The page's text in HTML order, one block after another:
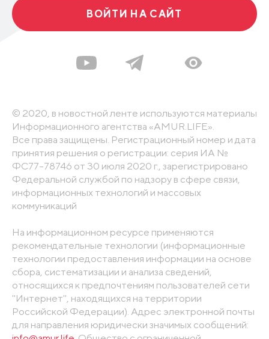
ВОЙТИ НА САЙТ
© 2020, в новостной ленте используются материалы
Информационного агентства «AMUR.LIFE».
Все права защищены. Регистрационный номер и дата
принятия решения о регистрации: серия ИА №
ФС77-78746 от 30 июля 2020 г., зарегистрировано
Федеральной службой по надзору в сфере связи,
информационных технологий и массовых
коммуникаций
На информационном ресурсе применяются
рекомендательные технологии (информационные
технологии предоставления информации на основе
сбора, систематизации и анализа сведений,
относящихся к предпочтениям пользователей сети
"Интернет", находящихся на территории
Российской Федерации). Адрес электронной почты
для направления юридически значимых сообщений: